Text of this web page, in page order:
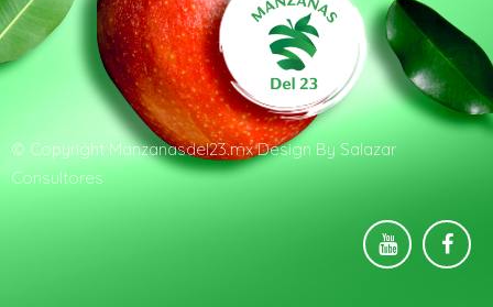
© Copyright Manzanasdel23.mxDesign By Salazar
Consultores